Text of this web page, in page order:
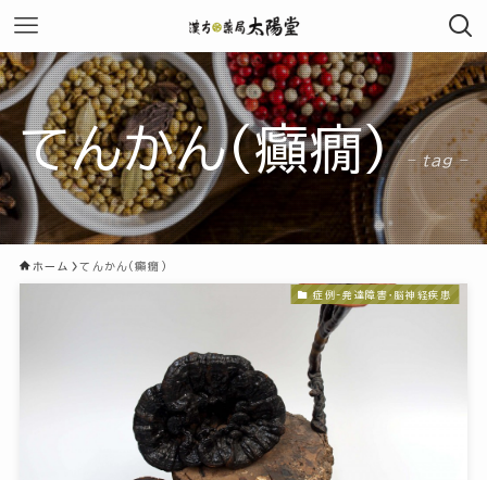
てんかん(癲癇) – tag –
ホーム てんかん(癲癇)
症例-発達障害・脳神経疾患